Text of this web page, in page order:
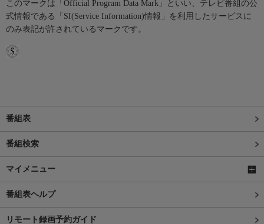
このマークは「Official Program Data Mark」といい、テレビ番組の公
式情報である「SI(Service Information)情報」を利用したサービスに
のみ表記が許されているマークです。
番組表
番組検索
マイメニュー
番組表ヘルプ
リモート録画予約ガイド